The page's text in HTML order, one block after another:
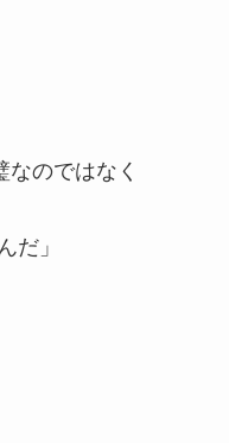
なのではなく
だ」